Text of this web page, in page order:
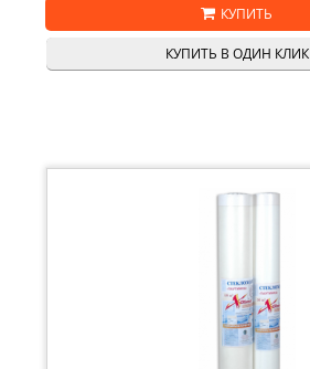
КУПИТЬ
КУПИТЬ В ОДИН КЛИК